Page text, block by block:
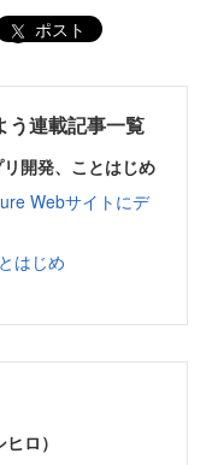
ポスト
連載記事一覧
開発、ことはじめ
Webサイトにデ
はじめ
ロ）